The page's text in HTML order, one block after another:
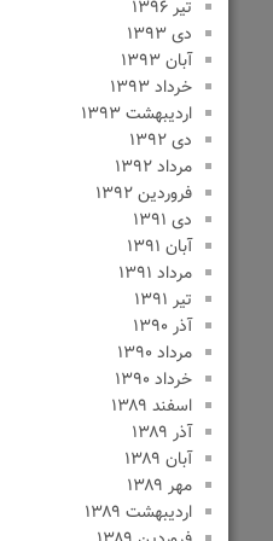
تیر ۱۳۹۶
دی ۱۳۹۳
آبان ۱۳۹۳
خرداد ۱۳۹۳
اردیبهشت ۱۳۹۳
دی ۱۳۹۲
مرداد ۱۳۹۲
فروردین ۱۳۹۲
دی ۱۳۹۱
آبان ۱۳۹۱
مرداد ۱۳۹۱
تیر ۱۳۹۱
آذر ۱۳۹۰
مرداد ۱۳۹۰
خرداد ۱۳۹۰
اسفند ۱۳۸۹
آذر ۱۳۸۹
آبان ۱۳۸۹
مهر ۱۳۸۹
اردیبهشت ۱۳۸۹